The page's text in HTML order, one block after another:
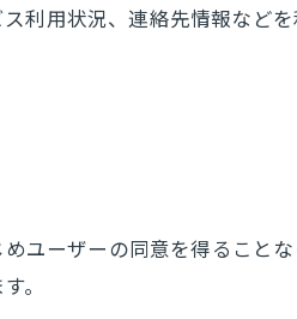
利用状況、連絡先情報など
ユーザーの同意を得ること
。